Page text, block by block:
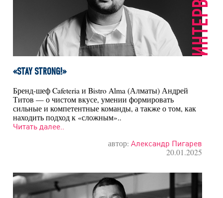
«STAY STRONG!»
Бренд-шеф Cafeteria и Bistro Alma (Алматы) Андрей
Титов — о чистом вкусе, умении формировать
сильные и компетентные команды, а также о том, как
находить подход к «сложным»..
Читать далее..
автор: Александр Пигарев
20.01.2025